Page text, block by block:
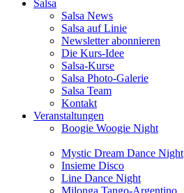
Salsa
Salsa News
Salsa auf Linie
Newsletter abonnieren
Die Kurs-Idee
Salsa-Kurse
Salsa Photo-Galerie
Salsa Team
Kontakt
Veranstaltungen
Boogie Woogie Night
Mystic Dream Dance Night
Insieme Disco
Line Dance Night
Milonga Tango-Argentino